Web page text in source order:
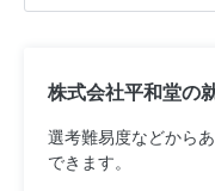
株式会社平和堂の
選考難易度などから
できます。